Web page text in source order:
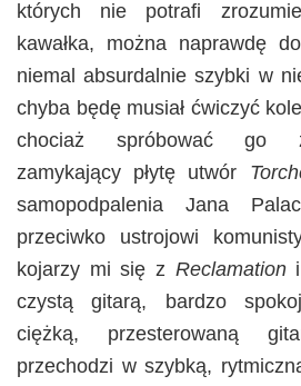
których nie potrafi
kawałka, można naprawdę
niemal absurdalnie szybki w
chyba będę musiał ćwiczyć
chociaż spróbować go
zamykający płytę utwór
samopodpalenia Jana
przeciwko ustrojowi
kojarzy mi się z Reclamationi
czystą gitarą, bardzo
ciężką, przesterowaną
przechodzi w szybką,